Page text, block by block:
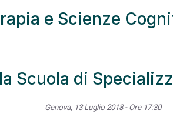
e Scienze
Scuola di
Genova, 13 Luglio 2018 - Ore 17:30